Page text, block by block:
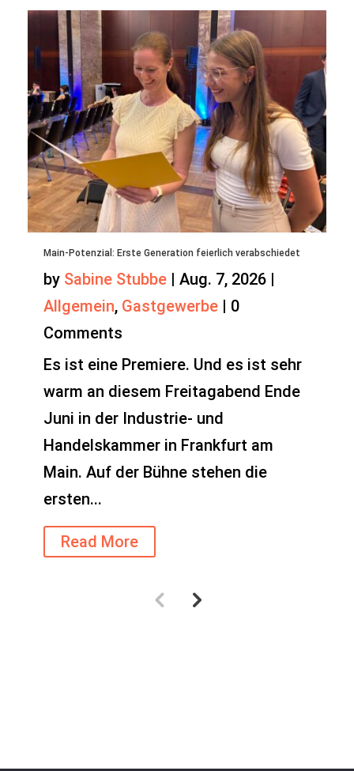
Main-Potenzial: Erste Generation feierlich verabschiedet
by Sabine Stubbe | Aug. 7, 2026 |
Allgemein, Gastgewerbe | 0
Comments
Es ist eine Premiere. Und es ist sehr
warm an diesem Freitagabend Ende
Juni in der Industrie- und
Handelskammer in Frankfurt am
Main. Auf der Bühne stehen die
ersten...
Read More